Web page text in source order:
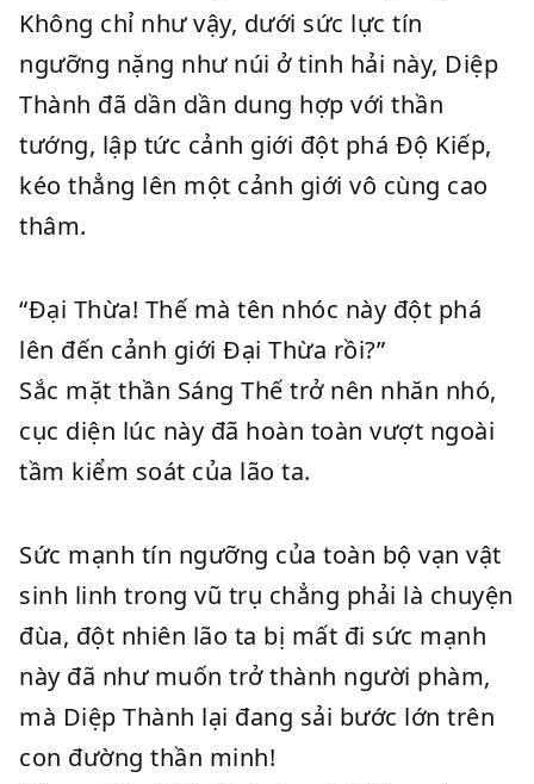
Không chỉ như vậy, dưới sức lực tín
ngưỡng nặng như núi ở tinh hải này, Diệp
Thành đã dần dần dung hợp với thần
tướng, lập tức cảnh giới đột phá Độ Kiếp,
kéo thẳng lên một cảnh giới vô cùng cao
thâm.
“Đại Thừa! Thế mà tên nhóc này đột phá
lên đến cảnh giới Đại Thừa rồi?”
Sắc mặt thần Sáng Thế trở nên nhăn nhó,
cục diện lúc này đã hoàn toàn vượt ngoài
tầm kiểm soát của lão ta.
Sức mạnh tín ngưỡng của toàn bộ vạn vật
sinh linh trong vũ trụ chẳng phải là chuyện
đùa, đột nhiên lão ta bị mất đi sức mạnh
này đã như muốn trở thành người phàm,
mà Diệp Thành lại đang sải bước lớn trên
con đường thần minh!